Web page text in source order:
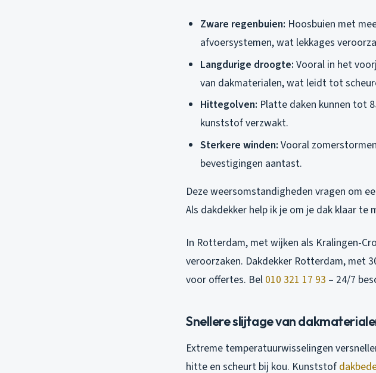
Zware regenbuien: Hoosbuien met
afvoersystemen, wat lekkages
Langdurige droogte: Vooral in het
van dakmaterialen, wat leidt tot
Hittegolven: Platte daken kunnen tot
kunststof verzwakt.
Sterkere winden: Vooral
bevestigingen aantast.
Deze weersomstandigheden vragen om
Als dakdekker help ik je om je dak klaar te
In Rotterdam, met wijken als Kralingen-
veroorzaken. Dakdekker Rotterdam, met
voor offertes. Bel 010 321 17 93 – 24/7
Snellere slijtage van
Extreme temperatuurwisselingen
hitte en scheurt bij kou. Kunststof